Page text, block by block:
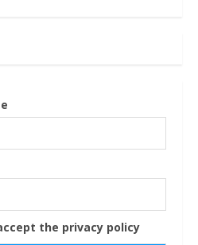
the privacy policy